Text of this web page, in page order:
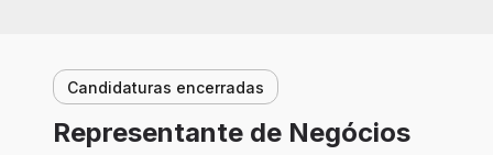
Candidaturas encerradas
Representante de Negócios